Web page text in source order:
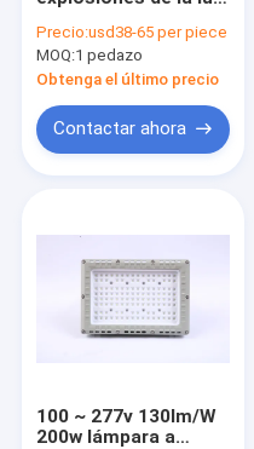
gasolinera IP65 con
la cubierta
Precio:usd38-65 per piece
MOQ:1 pedazo
Obtenga el último precio
Contactar ahora
100 ~ 277v 130lm/W
200w lámpara a